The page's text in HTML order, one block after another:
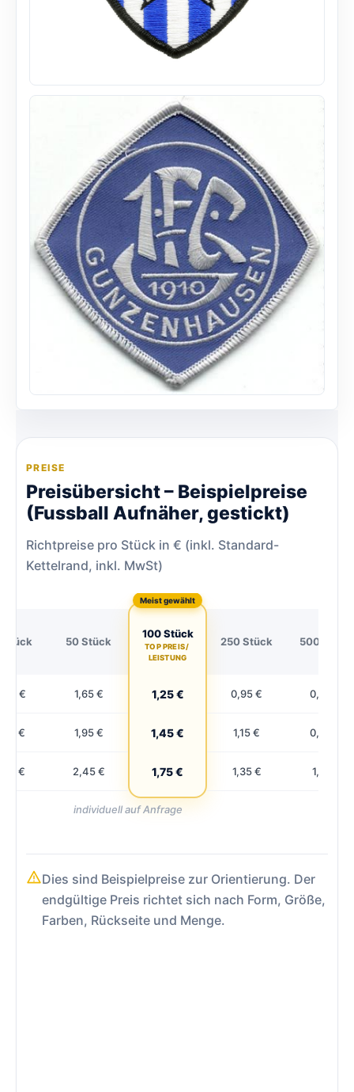
PREISE
Preisübersicht – Beispielpreise
(Fussball Aufnäher, gestickt)
Richtpreise pro Stück in € (inkl. Standard-
Kettelrand, inkl. MwSt)
Meist gewählt
Stück 50 Stück
100 Stück
TOP PREIS /
LEISTUNG
250 Stück 500 Stück
€ 1,65 € 1,25 € 0,95 € 0,79 €
€ 1,95 € 1,45 € 1,15 € 0,95 €
€ 2,45 € 1,75 € 1,35 € 1,10 €
individuell auf Anfrage
Dies sind Beispielpreise zur Orientierung. Der
endgültige Preis richtet sich nach Form, Größe,
Farben, Rückseite und Menge.